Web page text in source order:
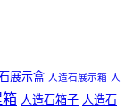
展示盒 人造石展示箱 人
箱 人造石箱子 人造石